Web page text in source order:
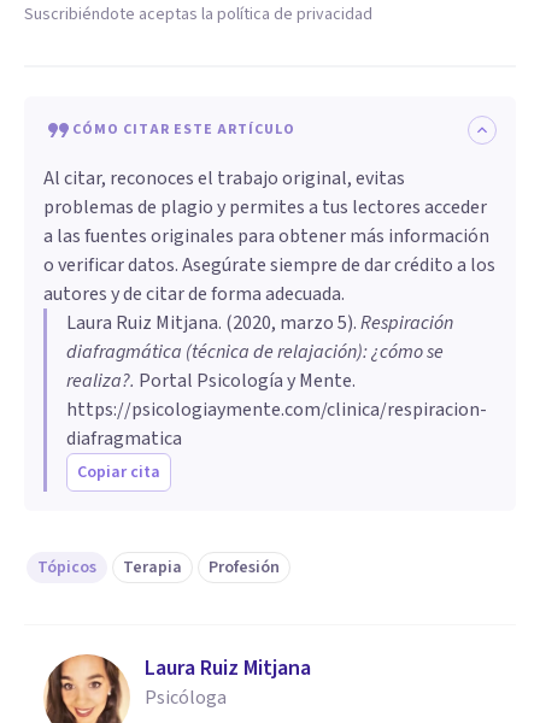
Suscribiéndote aceptas la política de privacidad
CÓMO CITAR ESTE ARTÍCULO
Al citar, reconoces el trabajo original, evitas
problemas de plagio y permites a tus lectores acceder
a las fuentes originales para obtener más información
o verificar datos. Asegúrate siempre de dar crédito a los
autores y de citar de forma adecuada.
Laura Ruiz Mitjana. (2020, marzo 5).Respiración
diafragmática (técnica de relajación): ¿cómo se
realiza?. Portal Psicología y Mente.
https://psicologiaymente.com/clinica/respiracion-
diafragmatica
Copiar cita
Tópicos Terapia Profesión
Laura Ruiz Mitjana
Psicóloga